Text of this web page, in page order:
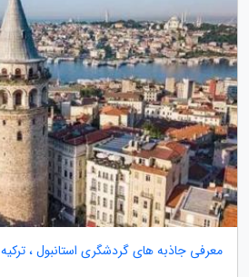
معرفی جاذبه های گردشگری استانبول ، ترکیه